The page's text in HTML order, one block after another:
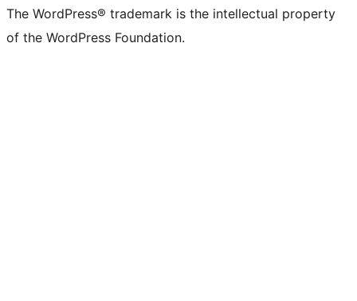
The WordPress® trademark is the intellectual property
of the WordPress Foundation.